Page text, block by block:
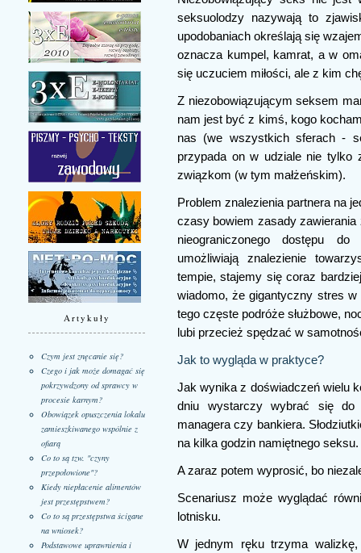
Artykuły
Czym jest znęcanie się?
Czego i jak może domagać się
pokrzywdzony od sprawcy w
procesie karnym?
Obowiązek opuszczenia lokalu
zamieszkiwanego wspólnie z
ofiarą
Co to są tzw. "czyny
przepołowione"?
Kiedy niepłacenie alimentów
jest przestępstwem?
Co to są przestępstwa ścigane
na wniosek?
Podstawowe uprawnienia i
seksuolodzy nazywają to
upodobaniach określają się
oznacza kumpel, kamrat, a w
się uczuciem miłości, ale z kim
Z niezobowiązującym seksem
nam jest być z kimś, kogo
nas (we wszystkich sferach -
przypada on w udziale nie tylko
związkom (w tym małżeńskim).
Problem znalezienia partnera na
czasy bowiem zasady zawierania
nieograniczonego dostępu
umożliwiają znalezienie
tempie, stajemy się coraz
wiadomo, że gigantyczny stres
tego częste podróże służbowe,
lubi przecież spędzać w
Jak to wygląda w praktyce?
Jak wynika z doświadczeń wielu
dniu wystarczy wybrać się do
managera czy bankiera.
na kilka godzin namiętnego seksu.
A zaraz potem wyprosić, bo
Scenariusz może wyglądać
lotnisku.
W jednym ręku trzyma